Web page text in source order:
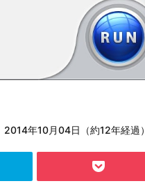
2014年10月04日（約12年経過）